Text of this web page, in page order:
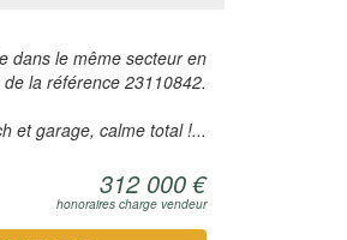
dans le même secteur en
la référence 23110842.
et garage, calme total !...
312 000 €
honoraires charge vendeur